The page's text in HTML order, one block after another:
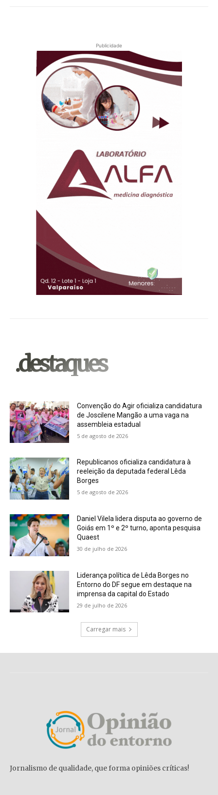
Publicidade
.destaques
Convenção do Agir oficializa candidatura
de Joscilene Mangão a uma vaga na
assembleia estadual
5 de agosto de 2026
Republicanos oficializa candidatura à
reeleição da deputada federal Lêda
Borges
5 de agosto de 2026
Daniel Vilela lidera disputa ao governo de
Goiás em 1º e 2º turno, aponta pesquisa
Quaest
30 de julho de 2026
Liderança política de Lêda Borges no
Entorno do DF segue em destaque na
imprensa da capital do Estado
29 de julho de 2026
Carregar mais
Jornalismo de qualidade, que forma opiniões críticas!